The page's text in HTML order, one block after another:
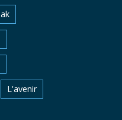
L'avenir